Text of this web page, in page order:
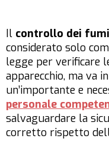
Il controllo dei fumi
considerato solo
legge per verificare
apparecchio, ma va
un’importante e
personale
salvaguardare la
corretto rispetto